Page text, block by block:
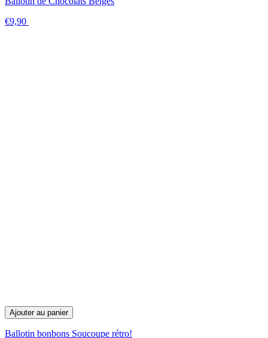
€9,90
Ajouter au panier
Ballotin bonbons Soucoupe rétro!